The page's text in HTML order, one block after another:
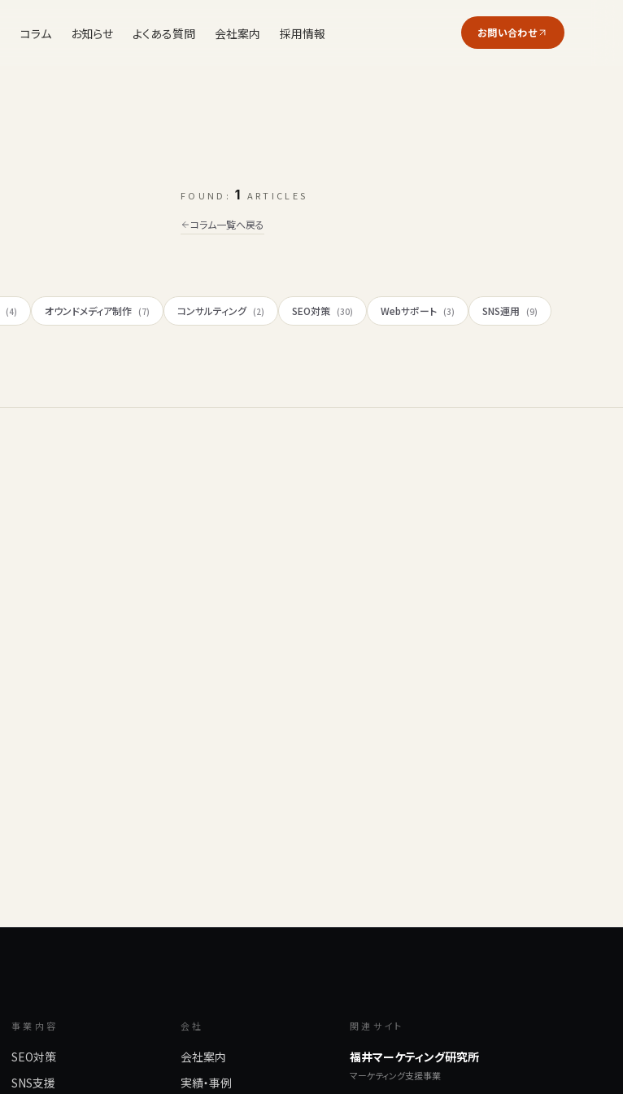
コラム お知らせ よくある質問 会社案内 採用情報 お問い合わせ
FOUND:1 ARTICLES
コラム一覧へ戻る
(4) オウンドメディア制作 (7) コンサルティング (2) SEO対策 (30) Webサポート (3) SNS運用 (9)
事業内容
SEO対策
SNS支援
会社
会社案内
実績・事例
関連サイト
福井マーケティング研究所
マーケティング支援事業